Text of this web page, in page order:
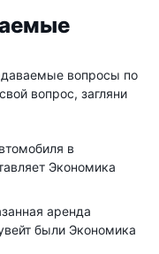
вопросы по
вопрос, загляни
в
Экономика
аренда
были Экономика